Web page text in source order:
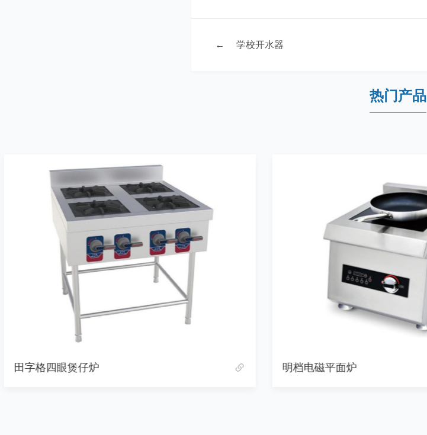
← 学校开水器
热门产品
田字格四眼煲仔炉 明档电磁平面炉